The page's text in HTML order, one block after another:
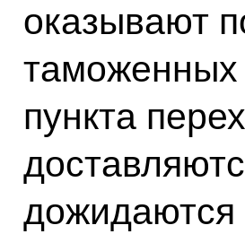
оказывают
таможенных
пункта
дожидаются